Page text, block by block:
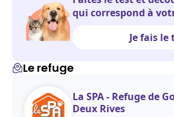
qui correspond à
Je fais le
Le refuge
La SPA - Refuge de
Deux Rives